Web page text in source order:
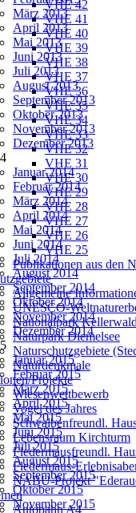
VHE 42
VHE 41
VHE 40
VHE 39
VHE 38
VHE 37
VHE 36
VHE 35
VHE 34
VHE 33
VHE 32
VHE 31
VHE 30
VHE 29
VHE 28
VHE 27
VHE 26
VHE 25
Publikationen aus den
Allgemeine
UNESCO-
Nationalpark
Naturpark Diemelsee
Naturschutzgebiete
Naturdenkmale
Projekte
Wiesenwettbewerb
Vogel des Jahres
Schwalbenfreundl.
Lebensraum Kirchturm
Fledermausfreundl.
Fledermaus-
NABU-Projekt
Autobahn A4
März 2013
April 2013
Mai 2013
Juni 2013
Juli 2013
August 2013
September 2013
Oktober 2013
November 2013
Dezember 2013
Januar 2014
Februar 2014
März 2014
April 2014
Mai 2014
Juni 2014
Juli 2014
August 2014
September 2014
Oktober 2014
November 2014
Dezember 2014
Januar 2015
Februar 2015
März 2015
April 2015
Mai 2015
Juni 2015
Juli 2015
August 2015
September 2015
Oktober 2015
November 2015